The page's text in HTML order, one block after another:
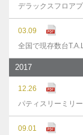
デラックスフロア
03.09
全国で現存数台
2017
12.26
パティスリーミリ
09.01